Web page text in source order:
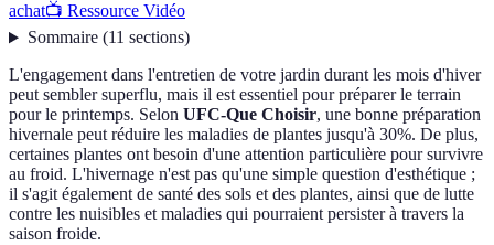
achat📺 Ressource Vidéo
Sommaire(11 sections)
L'engagement dans l'entretien de votre jardin durant les mois d'hiver
peut sembler superflu, mais il est essentiel pour préparer le terrain
pour le printemps. Selon UFC-Que Choisir, une bonne préparation
hivernale peut réduire les maladies de plantes jusqu'à 30%. De plus,
certaines plantes ont besoin d'une attention particulière pour survivre
au froid. L'hivernage n'est pas qu'une simple question d'esthétique ;
il s'agit également de santé des sols et des plantes, ainsi que de lutte
contre les nuisibles et maladies qui pourraient persister à travers la
saison froide.